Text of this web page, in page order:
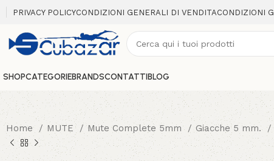
PRIVACY POLICYCONDIZIONI GENERALI DI VENDITACONDIZIONI
SHOPCATEGORIEBRANDSCONTATTIBLOG
Home MUTE Mute Complete 5mm Giacche 5 mm.